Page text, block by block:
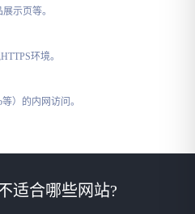
示页等。
环境。
）的内网访问。
适合哪些网站?